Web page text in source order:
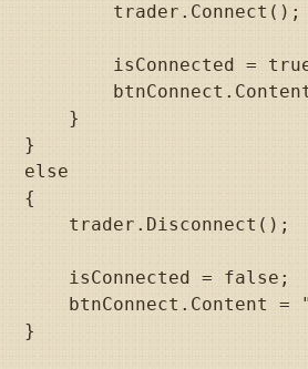
trader.Connect();
isConnected =
}
}
else
{
trader.Disconnect();
isConnected = false;
btnConnect.Content =
}